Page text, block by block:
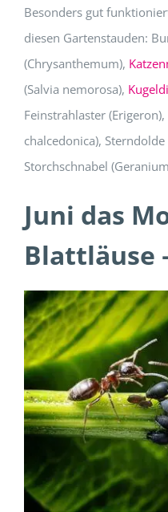
Besonders gut
diesen Gartenstauden:
(Chrysanthemum),
(Salvia nemorosa),
Feinstrahlaster
chalcedonica),
Storchschnabel
Juni das
Blattläuse